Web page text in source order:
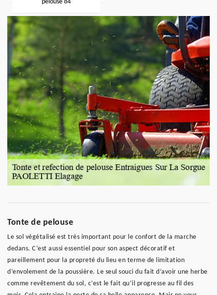
pelouse 84
Tonte de pelouse
Le sol végétalisé est très important pour le confort de la marche
dedans. C’est aussi essentiel pour son aspect décoratif et
pareillement pour la propreté du lieu en terme de limitation
d’envolement de la poussière. Le seul souci du fait d’avoir une herbe
comme revêtement du sol, c’est le fait qu’il progresse au fil des